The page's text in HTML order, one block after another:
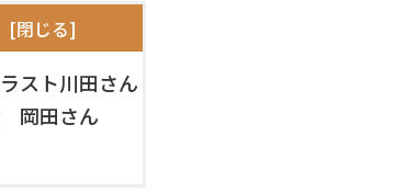
スト川田さん
岡田さん